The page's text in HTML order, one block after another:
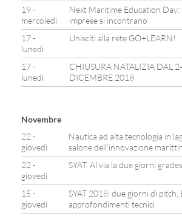
19 -
mercoledì
Next Maritime Education Day:
imprese si incontrano
17 -
lunedì
Unisciti alla rete GO+LEARN!
17 -
lunedì
CHIUSURA NATALIZIA DAL
DICEMBRE 2018
Novembre
22 -
giovedì
Nautica ad alta tecnologia in
salone dell’innovazione
22 -
giovedì
SYAT. Al via la due giorni
15 -
giovedì
SYAT 2018: due giorni di pitch,
approfondimenti tecnici